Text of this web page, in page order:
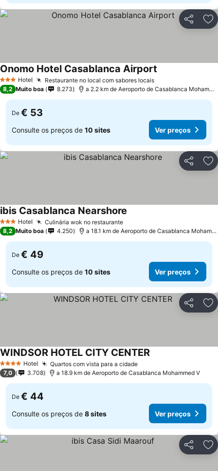
Partilhar
3 EstrelasHotel Restaurante no local com sabores locaisVer preços
Onomo Hotel Casablanca Airport
8,2 Muito boa 8.273 a 2.2 km de Aeroporto de Casablanca
De € 53
Consulte os preços de 10 sites Ver preços
Partilhar
3 EstrelasHotel Culinária wok no restauranteVer preços
ibis Casablanca Nearshore
8,2 Muito boa 4.250 a 18.1 km de Aeroporto de Casablanca
De € 49
Consulte os preços de 10 sites Ver preços
Partilhar
4 EstrelasHotel Quartos com vista para a cidadeVer preços
WINDSOR HOTEL CITY CENTERVer preços
7,0 3.708 a 18.9 km de Aeroporto de Casablanca Mohammed V
De € 44
Consulte os preços de 8 sites Ver preços
Partilhar